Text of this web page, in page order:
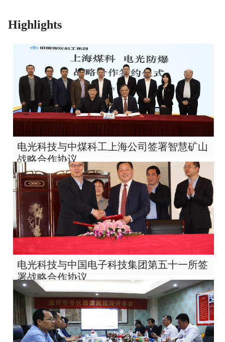
Highlights
电光科技与中煤科工上海公司签署智慧矿山
战略合作协议
电光科技与中国电子科技集团第五十一所签
署战略合作协议